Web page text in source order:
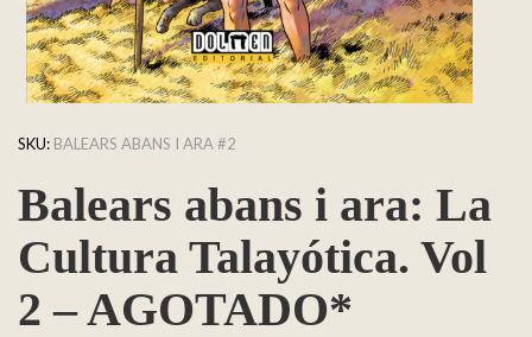
SKU: BALEARS ABANS I ARA #2
Balears abans i ara: La
Cultura Talayótica. Vol
2 – AGOTADO*